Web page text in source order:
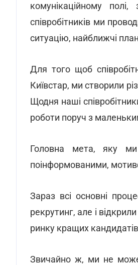
комунікаційному
співробітників ми
ситуацію, найближчі
Для того щоб
Київстар, ми створили
Щодня наші
роботи поруч з
Головна мета, яку ми
поінформованими,
Зараз всі основні
рекрутинг, але і
ринку кращих
Звичайно ж, ми не